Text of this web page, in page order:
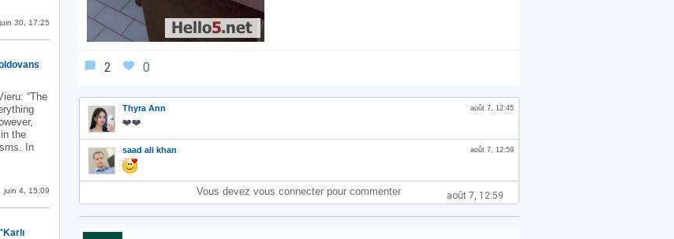
juin 30, 17:25
“The
the
In
SOLD, BUT MOLDOVANS SELL...
juin 4, 15:09 août 7, 12:59
2 0
août 7, 12:45
Thyra Ann
❤️❤️
août 7, 12:59
saad ali khan
Vous devez vous connecter pour commenter